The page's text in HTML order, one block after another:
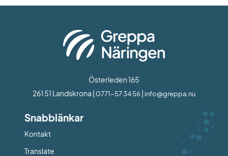
Österleden 165
261 51 Landskrona | 0771-57 34 56 | info@greppa.nu
Snabblänkar
Kontakt
Translate